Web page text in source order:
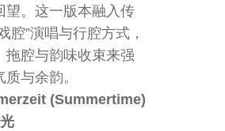
望。这一版本融入传
腔”演唱与行腔方式，
拖腔与韵味收束来强
与余韵。
(Summertime)